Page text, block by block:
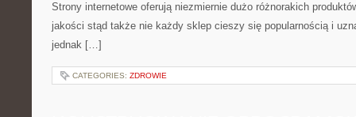
Strony internetowe oferują niezmiernie dużo różnorakich
jakości stąd także nie każdy sklep cieszy się popularnością i
jednak […]
CATEGORIES: ZDROWIE